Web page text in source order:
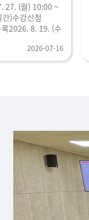
27. (월) 10:00 ~
)수강신청
2026. 8. 19. (수
2026-07-16